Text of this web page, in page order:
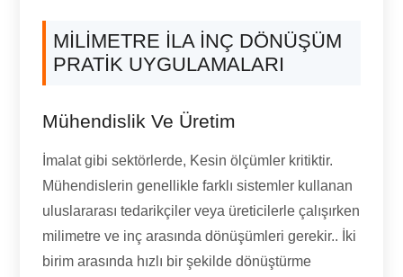
MILIMETRE ILA INÇ DÖNÜŞÜM
PRATIK UYGULAMALARI
Mühendislik Ve Üretim
İmalat gibi sektörlerde, Kesin ölçümler kritiktir.
Mühendislerin genellikle farklı sistemler kullanan
uluslararası tedarikçiler veya üreticilerle çalışırken
milimetre ve inç arasında dönüşümleri gerekir.. İki
birim arasında hızlı bir şekilde dönüştürme